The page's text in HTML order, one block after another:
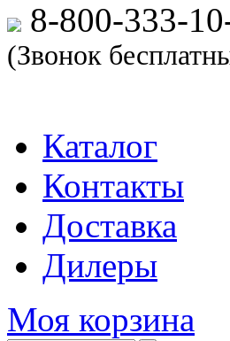
8-800-333-
(Звонок
Каталог
Контакты
Доставка
Дилеры
Моя корзина